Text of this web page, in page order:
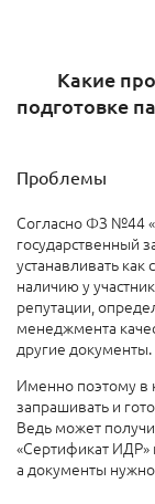
Какие
подготовке
Проблемы
Согласно ФЗ №44
государственный
устанавливать
наличию у
репутации,
менеджмента
другие документы.
Именно поэтому в
запрашивать и
Ведь может
«Сертификат ИДР»
а документы